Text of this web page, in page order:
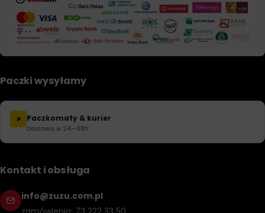
Paczki wysyłamy
P Paczkomaty & kurier
Dostawa w 24–48h
Kontakt i obsługa
info@zuzu.com.pl